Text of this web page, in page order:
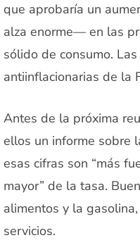
que aprobaría un
alza enorme— en las
sólido de consumo.
antiinflacionarias de la
Antes de la próxima
ellos un informe sobre
esas cifras son “más
mayor” de la tasa.
alimentos y la
servicios.